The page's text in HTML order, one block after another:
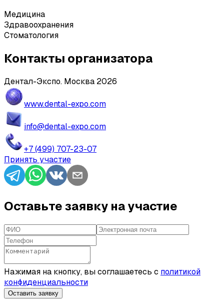
Медицина
Здравоохранения
Стоматология
Контакты организатора
Дентал-Экспо. Москва 2026
www.dental-expo.com
info@dental-expo.com
+7 (499) 707-23-07
Принять участие
Оставьте заявку на участие
Нажимая на кнопку, вы соглашаетесь с политикой
конфиденциальности
Оставить заявку